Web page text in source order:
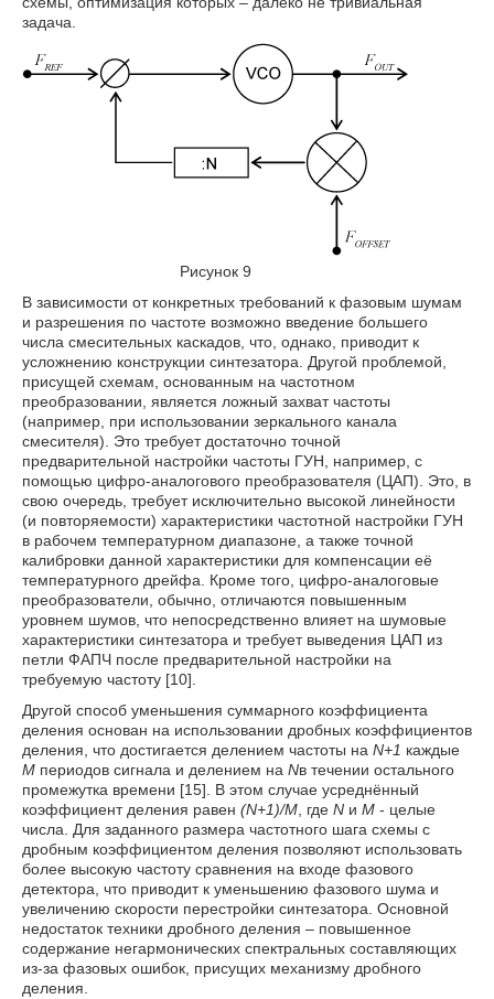
задача.
Рисунок 9
В зависимости от конкретных требований к фазовым шумам
и разрешения по частоте возможно введение большего
числа смесительных каскадов, что, однако, приводит к
усложнению конструкции синтезатора. Другой проблемой,
присущей схемам, основанным на частотном
преобразовании, является ложный захват частоты
(например, при использовании зеркального канала
смесителя). Это требует достаточно точной
предварительной настройки частоты ГУН, например, с
помощью цифро-аналогового преобразователя (ЦАП). Это, в
свою очередь, требует исключительно высокой линейности
(и повторяемости) характеристики частотной настройки ГУН
в рабочем температурном диапазоне, а также точной
калибровки данной характеристики для компенсации её
температурного дрейфа. Кроме того, цифро-аналоговые
преобразователи, обычно, отличаются повышенным
уровнем шумов, что непосредственно влияет на шумовые
характеристики синтезатора и требует выведения ЦАП из
петли ФАПЧ после предварительной настройки на
требуемую частоту [10].
Другой способ уменьшения суммарного коэффициента
деления основан на использовании дробных коэффициентов
деления, что достигается делением частоты на N+1 каждые
М периодов сигнала и делением на Nв течении остального
промежутка времени [15]. В этом случае усреднённый
коэффициент деления равен (N+1)/M, где N и М - целые
числа. Для заданного размера частотного шага схемы с
дробным коэффициентом деления позволяют использовать
более высокую частоту сравнения на входе фазового
детектора, что приводит к уменьшению фазового шума и
увеличению скорости перестройки синтезатора. Основной
недостаток техники дробного деления – повышенное
содержание негармонических спектральных составляющих
из-за фазовых ошибок, присущих механизму дробного
деления.